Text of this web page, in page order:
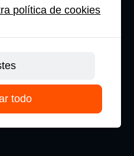
política de cookies
todo